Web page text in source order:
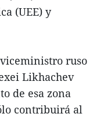
(UEE) y
ruso
Likhachev
de esa zona
contribuirá al